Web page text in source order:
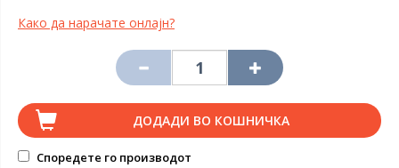
Како да нарачате онлајн?
ДОДАДИ ВО КОШНИЧКА
Споредете го производот